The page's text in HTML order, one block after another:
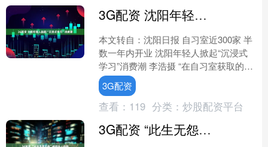
3G配资 沈阳年轻人掀起“沉浸式学习”消费潮
本文转自：沈阳日报 自习室近300家 半
数一年内开业 沈阳年轻人掀起“沉浸式
学习”消费潮 李浩摄 “在自习室获取的
是‘付费自律’，学习效率是在家的好几
倍”“大家....
3G配资
查看： 119 分类： 炒股配资平台
3G配资 “此生无怨无悔”缘何令人动容